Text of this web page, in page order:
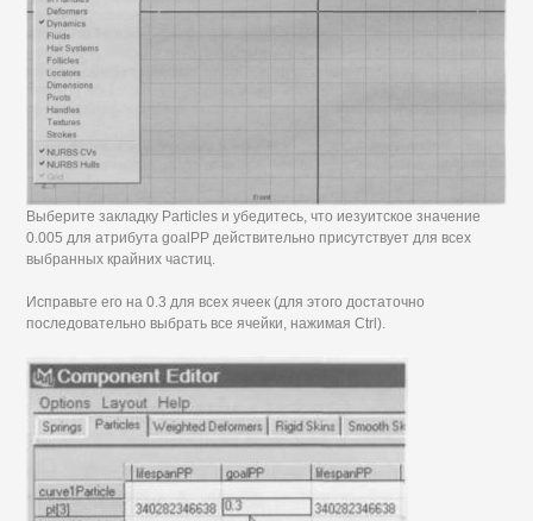
Выберите закладку Particles и убедитесь, что иезуитское значение
0.005 для атрибута goalPP действительно присутствует для всех
выбранных крайних частиц.
Исправьте его на 0.3 для всех ячеек (для этого достаточно
последовательно выбрать все ячейки, нажимая Ctrl).